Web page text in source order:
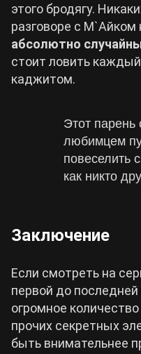
этого бродягу.
разговоре с М`Айком
абсолютно
стоит ловить
каджитом.
Этот парень
любимцем
повеселить
как никто
Заключение
Если смотреть на
первой до
огромное
прочих секретных
быть внимательнее